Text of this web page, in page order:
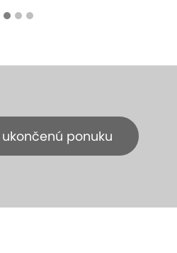
ponuku